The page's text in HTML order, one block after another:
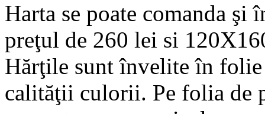
Harta se poate comanda
preţul de 260 lei si
Hărţile sunt învelite în folie
calităţii culorii. Pe folia de